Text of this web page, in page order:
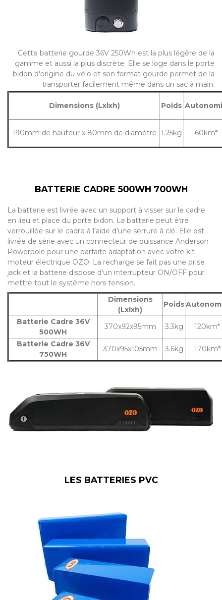
Cette batterie gourde 36V 250Wh est la plus légère de la
gamme et aussi la plus discrète. Elle se loge dans le porte
bidon d'origine du vélo et son format gourde permet de la
transporter facilement même dans un sac à main.
Dimensions (Lxlxh) Poids
190mm de hauteur x 80mm de diamètre 1.25kg 60km*
BATTERIE CADRE 500WH 700WH
La batterie est livrée avec un support à visser sur le cadre
en lieu et place du porte bidon. La batterie peut être
verrouillée sur le cadre à l’aide d’une serrure à clé. Elle est
livrée de série avec un connecteur de puissance Anderson
Powerpole pour une parfaite adaptation avec votre kit
moteur électrique OZO. La recharge se fait pas une prise
jack et la batterie dispose d'un interrupteur ON/OFF pour
mettre tout le système hors tension.
Dimensions
(Lxlxh)
Poids
Batterie Cadre 36V
500WH
370x92x95mm 3.3kg
120km*
Batterie Cadre 36V
750WH
370x95x105mm 3.6kg 170km*
LES BATTERIES PVC